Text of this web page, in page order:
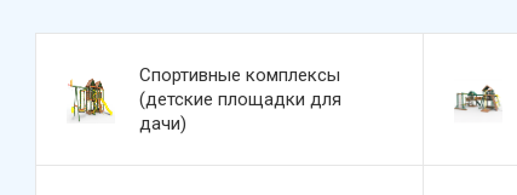
Спортивные комплексы
(детские площадки для
дачи)